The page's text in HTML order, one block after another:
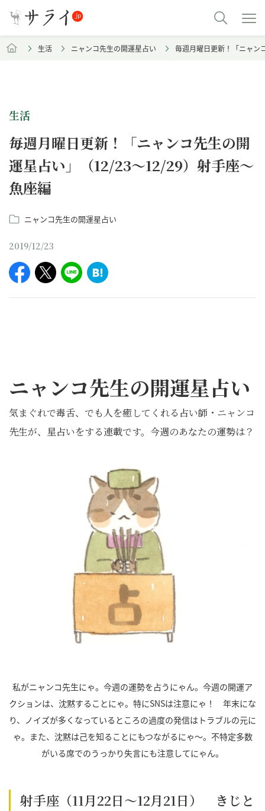
生活 ニャンコ先生の開運星占い 毎週月曜日更新！「ニャン
生活
毎週月曜日更新！「ニャンコ先生の開
運星占い」（12/23～12/29）射手座～
魚座編
ニャンコ先生の開運星占い
2019/12/23
ニャンコ先生の開運星占い
気まぐれで毒舌、でも人を癒してくれる占い師・ニャンコ
先生が、星占いをする連載です。今週のあなたの運勢は？
私がニャンコ先生にゃ。今週の運勢を占うにゃん。今週の開運ア
クションは、沈黙することにゃ。特にSNSは注意にゃ！ 年末にな
り、ノイズが多くなっているところの過度の発信はトラブルの元に
ゃ。また、沈黙は己を知ることにもつながるにゃ～。不特定多数
がいる席でのうっかり失言にも注意してにゃん。
射手座（11月22日～12月21日） きじと